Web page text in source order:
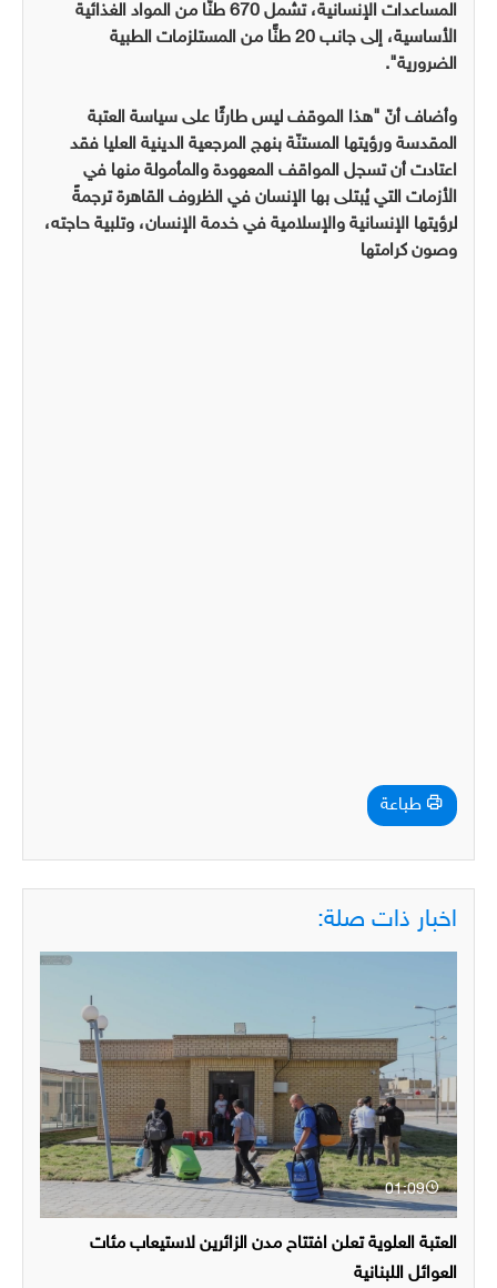
المساعدات الإنسانية، تشمل 670 طنًّا من المواد الغذائية
الأساسية، إلى جانب 20 طنًّا من المستلزمات الطبية
الضرورية".
وأضاف أنّ "هذا الموقف ليس طارئًا على سياسة العتبة
المقدسة ورؤيتها المستنّة بنهج المرجعية الدينية العليا فقد
اعتادت أن تسجل المواقف المعهودة والمأمولة منها في
الأزمات التي يُبتلى بها الإنسان في الظروف القاهرة ترجمةً
لرؤيتها الإنسانية والإسلامية في خدمة الإنسان، وتلبية حاجته،
وصون كرامتها
طباعة
اخبار ذات صلة:
01:09
العتبة العلوية تعلن افتتاح مدن الزائرين لاستيعاب مئات
العوائل اللبنانية